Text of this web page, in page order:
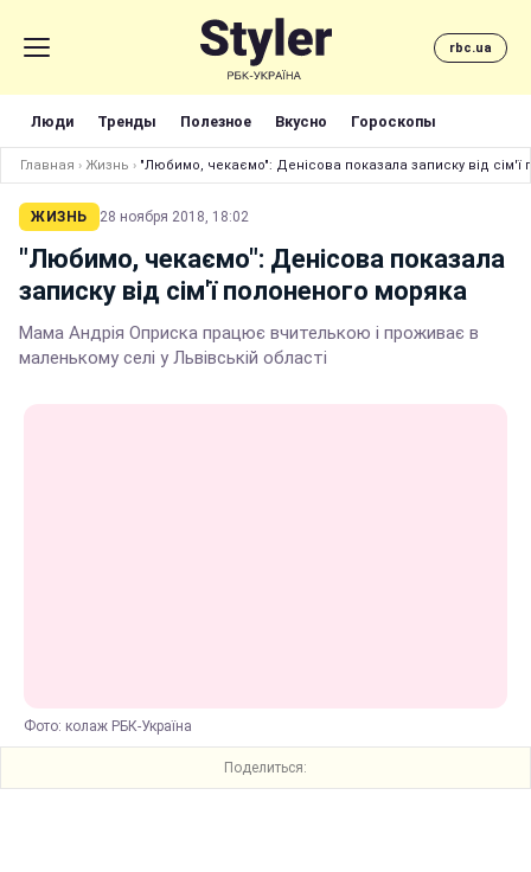
rbc.ua
Люди Тренды Полезное Вкусно Гороскопы
Главная › Жизнь › "Любимо, чекаємо": Денісова показала записку від сім'ї
ЖИЗНЬ 28 ноября 2018, 18:02
"Любимо, чекаємо": Денісова показала
записку від сім'ї полоненого моряка
Мама Андрія Оприска працює вчителькою і проживає в
маленькому селі у Львівській області
Фото: колаж РБК-Україна
Поделиться: